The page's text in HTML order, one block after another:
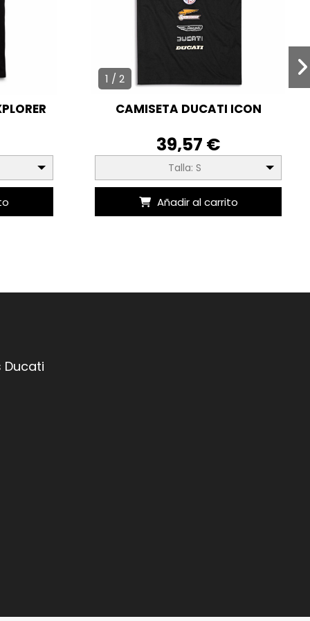
1 / 2
CAMISETA DUCATI ICON
39,57 €
Talla: S
Añadir al carrito